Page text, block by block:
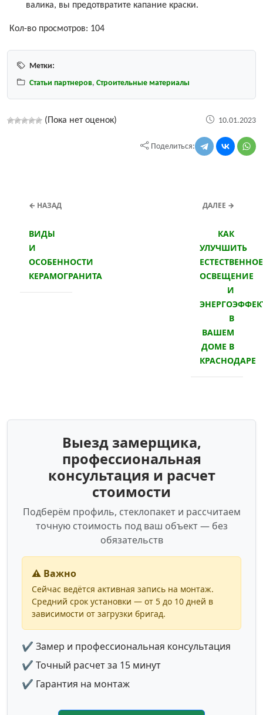
валика, вы предотвратите капание краски.
Кол-во просмотров: 104
Метки:
Статьи партнеров, Строительные материалы
(Пока нет оценок) 10.01.2023
Поделиться:
← НАЗАД
ВИДЫ
И
ОСОБЕННОСТИ
КЕРАМОГРАНИТА
ДАЛЕЕ →
КАК
УЛУЧШИТЬ
ЕСТЕСТВЕННОЕ
ОСВЕЩЕНИЕ
И
В
ВАШЕМ
ДОМЕ В
КРАСНОДАРЕ
Выезд замерщика,
профессиональная
консультация и расчет
стоимости
Подберём профиль, стеклопакет и рассчитаем
точную стоимость под ваш объект — без
обязательств
⚠️ Важно
Сейчас ведётся активная запись на монтаж.
Средний срок установки — от 5 до 10 дней в
зависимости от загрузки бригад.
✔ Замер и профессиональная консультация
✔ Точный расчет за 15 минут
✔ Гарантия на монтаж